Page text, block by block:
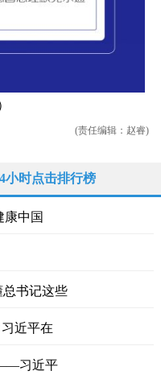
(责任编辑：赵睿)
小时点击排行榜
康中国
总书记这些
近平在
习近平